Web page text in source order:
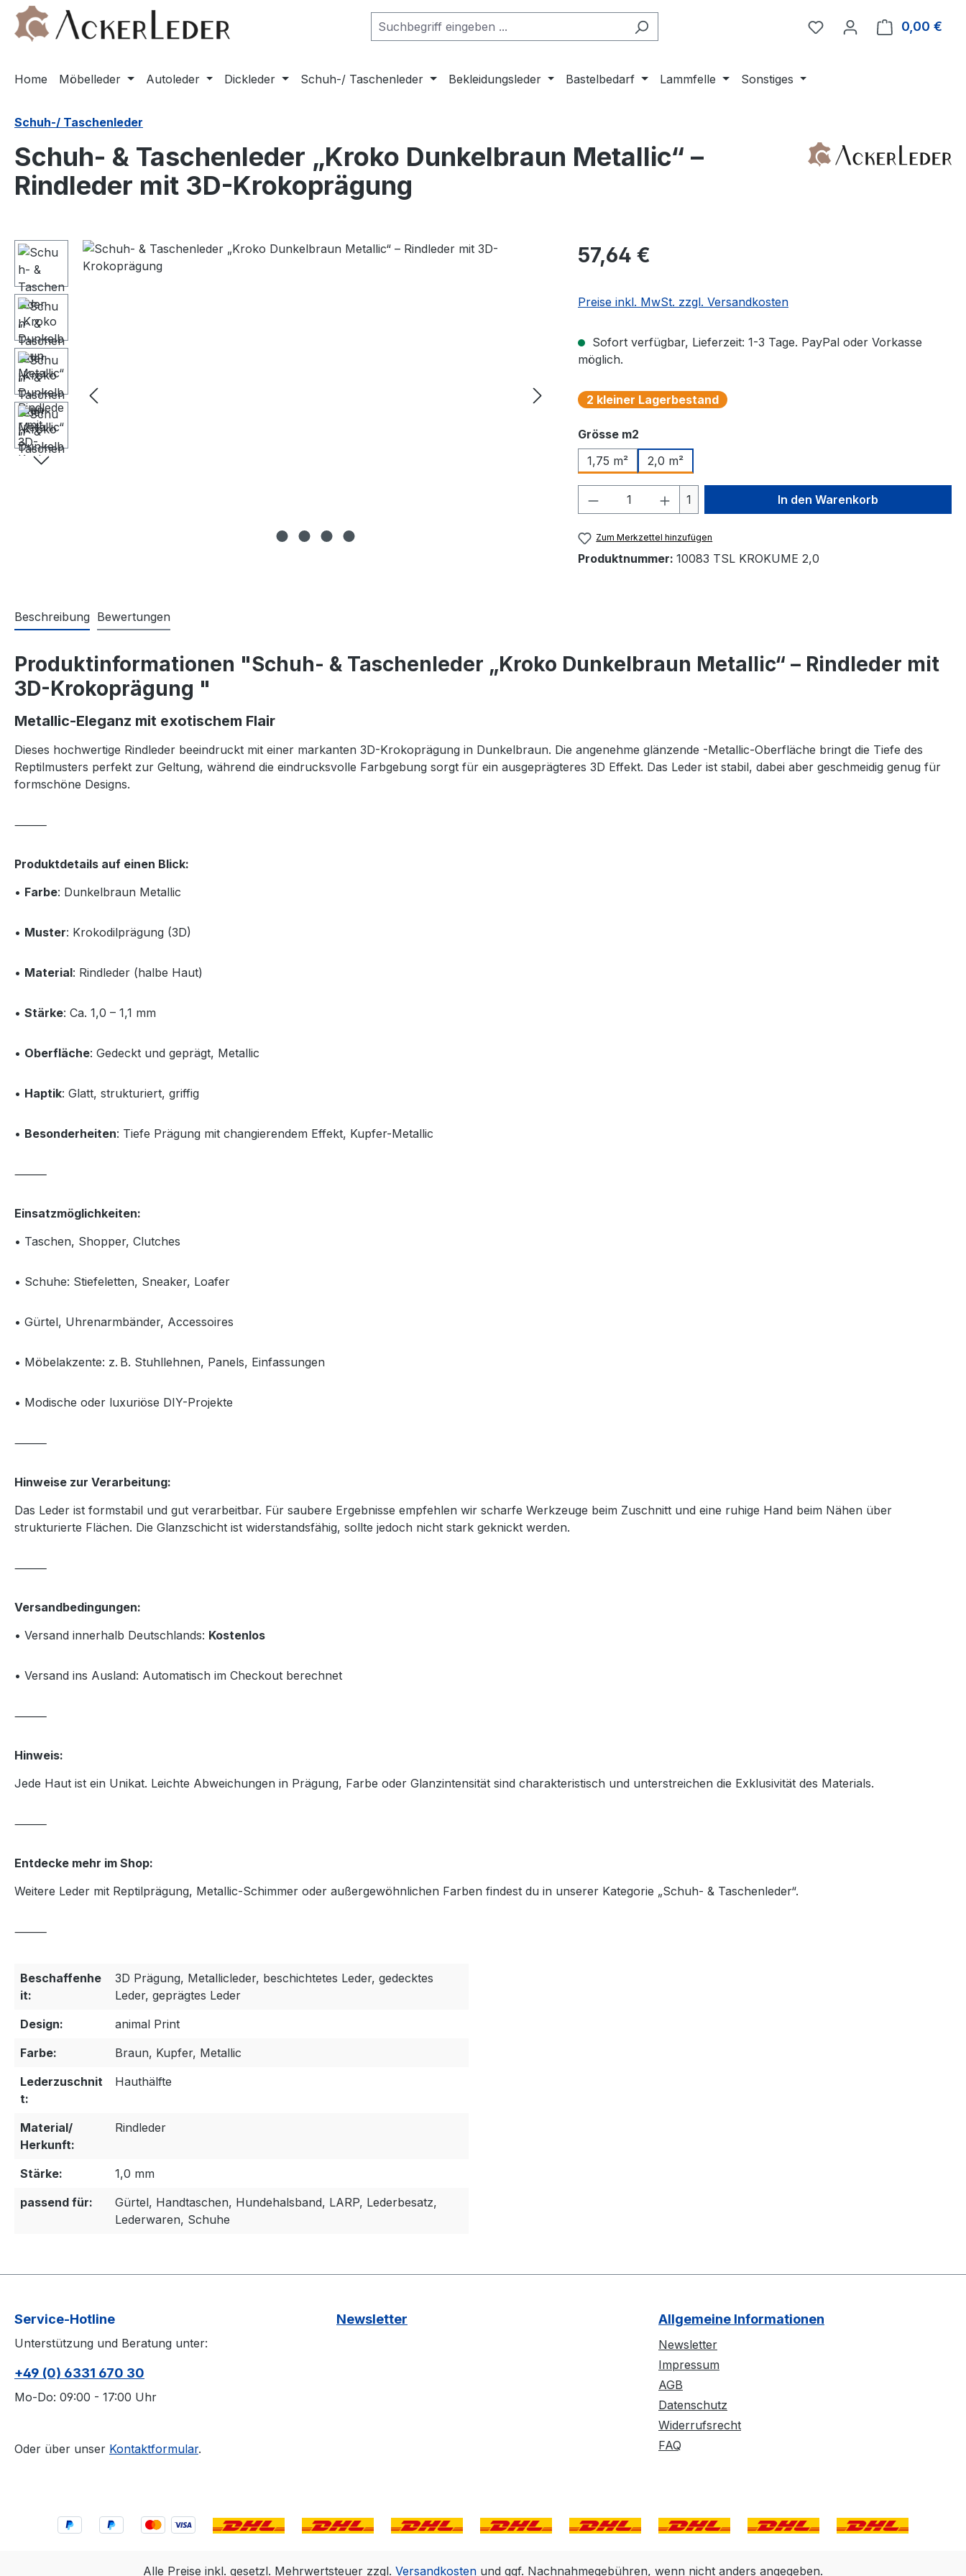
Hauptinhalt springen
Zur Suche springen
Zur Hauptnavigation springen
0,00 €
Home Möbelleder Autoleder Dickleder Schuh-/ Taschenleder Bekleidungsleder Bastelbedarf Lammfelle Sonstiges
Schuh-/ Taschenleder
Schuh- & Taschenleder „Kroko Dunkelbraun Metallic“ –
Rindleder mit 3D-Krokoprägung
Bildergalerie überspringen Regulärer Preis:
57,64 €
Preise inkl. MwSt. zzgl. Versandkosten
Sofort verfügbar, Lieferzeit: 1-3 Tage. PayPal oder Vorkasse
möglich.
2 kleiner Lagerbestand
Grösse m2
1,75 m²
2,0 m²
Produkt Anzahl: Gib den gewünschten Wert
1 In den Warenkorb
Zum Merkzettel hinzufügen
Produktnummer: 10083 TSL KROKUME 2,0
Beschreibung Bewertungen
Produktinformationen "Schuh- & Taschenleder „Kroko Dunkelbraun Metallic“ – Rindleder mit
3D-Krokoprägung "
Metallic-Eleganz mit exotischem Flair
Dieses hochwertige Rindleder beeindruckt mit einer markanten 3D-Krokoprägung in Dunkelbraun. Die angenehme glänzende -Metallic-Oberfläche bringt die Tiefe des
Reptilmusters perfekt zur Geltung, während die eindrucksvolle Farbgebung sorgt für ein ausgeprägteres 3D Effekt. Das Leder ist stabil, dabei aber geschmeidig genug für
formschöne Designs.
⸻
Produktdetails auf einen Blick:
• Farbe: Dunkelbraun Metallic
• Muster: Krokodilprägung (3D)
• Material: Rindleder (halbe Haut)
• Stärke: Ca. 1,0 – 1,1 mm
• Oberfläche: Gedeckt und geprägt, Metallic
• Haptik: Glatt, strukturiert, griffig
• Besonderheiten: Tiefe Prägung mit changierendem Effekt, Kupfer-Metallic
⸻
Einsatzmöglichkeiten:
• Taschen, Shopper, Clutches
• Schuhe: Stiefeletten, Sneaker, Loafer
• Gürtel, Uhrenarmbänder, Accessoires
• Möbelakzente: z. B. Stuhllehnen, Panels, Einfassungen
• Modische oder luxuriöse DIY-Projekte
⸻
Hinweise zur Verarbeitung:
Das Leder ist formstabil und gut verarbeitbar. Für saubere Ergebnisse empfehlen wir scharfe Werkzeuge beim Zuschnitt und eine ruhige Hand beim Nähen über
strukturierte Flächen. Die Glanzschicht ist widerstandsfähig, sollte jedoch nicht stark geknickt werden.
⸻
Versandbedingungen:
• Versand innerhalb Deutschlands: Kostenlos
• Versand ins Ausland: Automatisch im Checkout berechnet
⸻
Hinweis:
Jede Haut ist ein Unikat. Leichte Abweichungen in Prägung, Farbe oder Glanzintensität sind charakteristisch und unterstreichen die Exklusivität des Materials.
⸻
Entdecke mehr im Shop:
Weitere Leder mit Reptilprägung, Metallic-Schimmer oder außergewöhnlichen Farben findest du in unserer Kategorie „Schuh- & Taschenleder“.
⸻
Beschaffenhe
it:
3D Prägung, Metallicleder, beschichtetes Leder, gedecktes
Leder, geprägtes Leder
Design:
animal Print
Farbe:
Braun, Kupfer, Metallic
Lederzuschnit
t:
Hauthälfte
Material/
Herkunft:
Rindleder
Stärke:
1,0 mm
passend für:
Gürtel, Handtaschen, Hundehalsband, LARP, Lederbesatz,
Lederwaren, Schuhe
Service-Hotline
Unterstützung und Beratung unter:
+49 (0) 6331 670 30
Mo-Do: 09:00 - 17:00 Uhr
Oder über unser Kontaktformular.
Newsletter Allgemeine Informationen
Newsletter
Impressum
AGB
Datenschutz
Widerrufsrecht
FAQ
Alle Preise inkl. gesetzl. Mehrwertsteuer zzgl. Versandkosten und ggf. Nachnahmegebühren, wenn nicht anders angegeben.